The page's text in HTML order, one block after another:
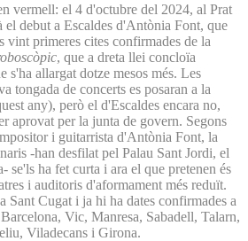
vermell: el 4 d'octubre del 2024, al Prat
el debut a Escaldes d'Antònia Font, que
vint primeres cites confirmades de la
, que a dreta llei concloïa
s'ha allargat dotze mesos més. Les
tongada de concerts es posaran a la
any), però el d'Escaldes encara no,
aprovat per la junta de govern. Segons
i guitarrista d'Antònia Font, la
-han desfilat pel Palau Sant Jordi, el
se'ls ha fet curta i ara el que pretenen és
i auditoris d'aformament més reduït.
Sant Cugat i ja hi ha dates confirmades a
Vic, Manresa, Sabadell, Talarn,
Viladecans i Girona.